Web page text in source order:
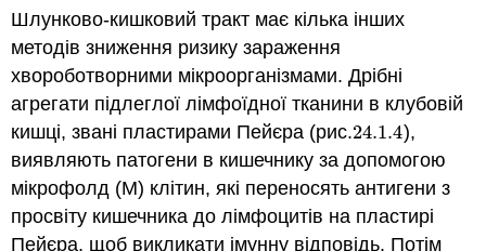
Шлунково-кишковий тракт має кілька інших
методів зниження ризику зараження
хвороботворними мікроорганізмами. Дрібні
агрегати підлеглої лімфоїдної тканини в клубовій
кишці, звані пластирами Пейєра (рис.24.1.4
24.1.4),
виявляють патогени в кишечнику за допомогою
мікрофолд (М) клітин, які переносять антигени з
просвіту кишечника до лімфоцитів на пластирі
Пейєра, щоб викликати імунну відповідь. Потім